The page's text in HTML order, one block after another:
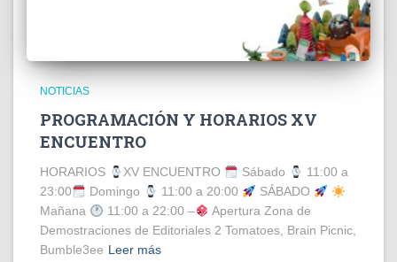
NOTICIAS
PROGRAMACIÓN Y HORARIOS XV
ENCUENTRO
HORARIOS XV ENCUENTRO Sábado
11:00 a
23:00
Domingo 11:00 a 20:00
SÁBADO
Mañana
11:00 a 22:00 –
Apertura Zona de
Demostraciones de Editoriales 2 Tomatoes, Brain Picnic,
Bumble3ee Leer más